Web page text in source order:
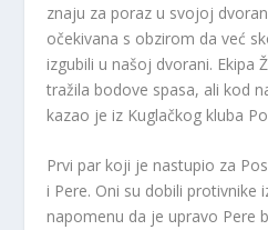
znaju za poraz u svojoj
očekivana s obzirom da već
izgubili u našoj dvorani. Ekipa
tražila bodove spasa, ali kod
kazao je iz Kuglačkog kluba
Prvi par koji je nastupio za
i Pere. Oni su dobili protivnike
napomenu da je upravo Pere